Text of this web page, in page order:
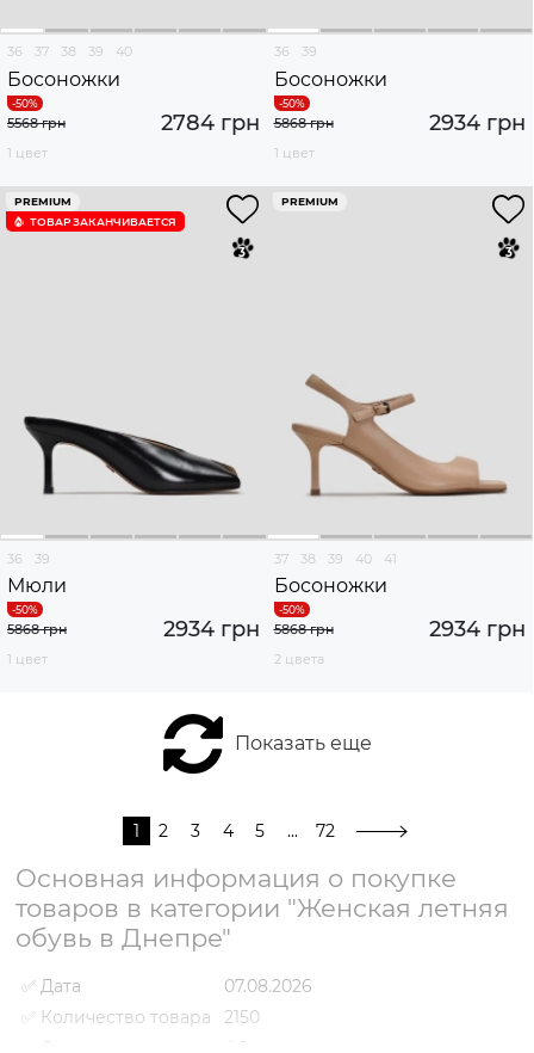
36 37 38 39 40
Босоножки
2784 грн
5568 грн
1 цвет
36 39
Босоножки
2934 грн
5868 грн
1 цвет
PREMIUM
ТОВАР ЗАКАНЧИВАЕТСЯ
36 39
Мюли
2934 грн
5868 грн
1 цвет
PREMIUM
37 38 39 40 41
Босоножки
2934 грн
5868 грн
2 цвета
Показать еще
1 2 3 4 5 ... 72
Основная информация о покупке
товаров в категории "Женская летняя
обувь в Днепре"
✅ Дата
07.08.2026
✅ Количество товара
2150
✅ Средний рейтинг
4.9